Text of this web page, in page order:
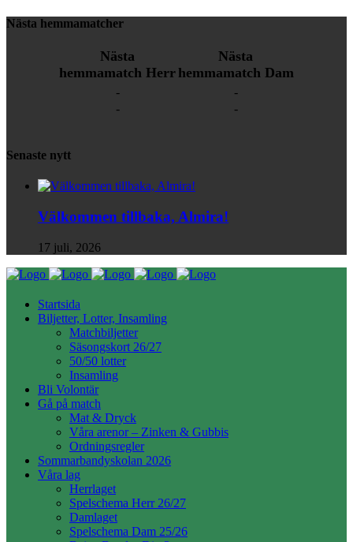
Nästa hemmamatcher
Nästa
hemmamatch Herr
-
-
Nästa
hemmamatch Dam
-
-
Senaste nytt
Välkommen tillbaka, Almira!
17 juli, 2026
Startsida
Biljetter, Lotter, Insamling
Matchbiljetter
Säsongskort 26/27
50/50 lotter
Insamling
Bli Volontär
Gå på match
Mat & Dryck
Våra arenor – Zinken & Gubbis
Ordningsregler
Sommarbandyskolan 2026
Våra lag
Herrlaget
Spelschema Herr 26/27
Damlaget
Spelschema Dam 25/26